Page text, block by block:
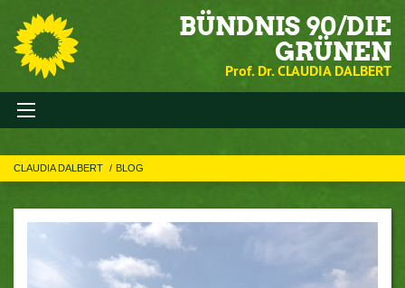
BÜNDNIS 90/DIE
GRÜNEN
Prof. Dr. CLAUDIA DALBERT
CLAUDIA DALBERT BLOG